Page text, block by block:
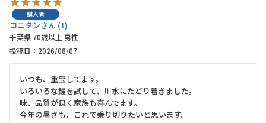
購入者
コニタン 1
千葉県 70歳以上 男性
投稿日
2026/08/07
いつも、重宝してます。
いろいろな鰻を試して、川水にたどり着きました。
味、品質が良く家族も喜んでます。
今年の暑さも、これで乗り切りたいと思います。
工場見学ツアー
産地検索